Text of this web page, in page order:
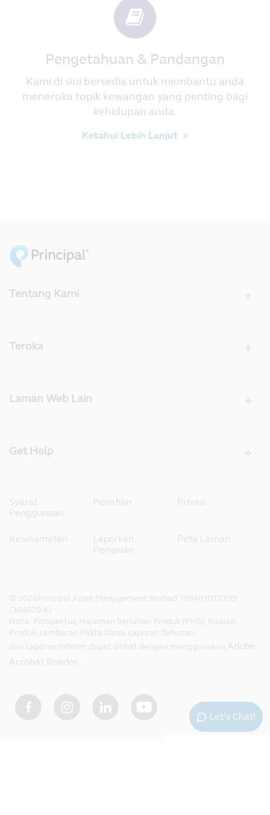
Pengetahuan & Pandangan
Kami di sini bersedia untuk membantu anda
meneroka topik kewangan yang penting bagi
kehidupan anda.
Ketahui Lebih Lanjut >
Tentang Kami
Teroka
Laman Web Lain
Get Help
Syarat
Penggunaan
Penafian Privasi
Keselamatan
Laporkan
Penipuan
Peta Laman
© 2026Principal Asset Management Berhad 199401018399
(304078-K)
Nota: Prospektus, Halaman Serlahan Produk (PHS), Risalah
Produk, Lembaran Fakta Dana, Laporan Tahunan
dan Laporan Interim dapat dilihat dengan menggunakan Adobe
Acrobat Reader
Let’s Chat!